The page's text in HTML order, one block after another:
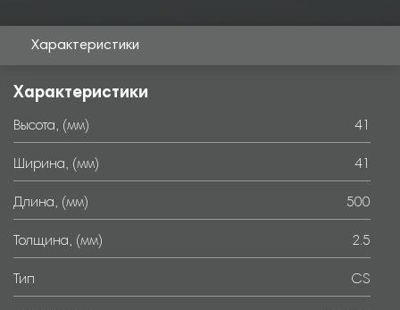
Характеристики
Характеристики
Высота, (мм) 41
Ширина, (мм) 41
Длина, (мм) 500
Толщина, (мм) 2.5
Тип CS